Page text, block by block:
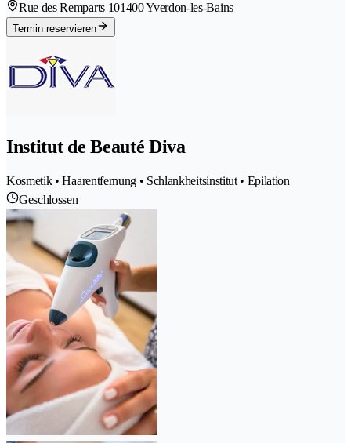
Rue des Remparts 101400 Yverdon-les-Bains
Termin reservieren
Institut de Beauté Diva
Kosmetik • Haarentfernung • Schlankheitsinstitut • Epilation
Geschlossen